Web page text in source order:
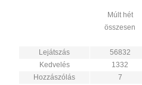
Múlt hét
összesen
Lejátszás
56832
Kedvelés
1332
Hozzászólás
7